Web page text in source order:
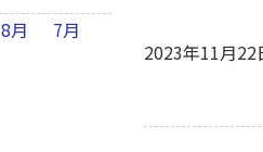
2023年11月22
8月
7月